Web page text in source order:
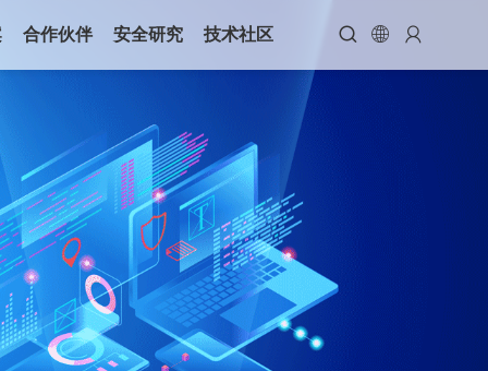
合作伙伴 安全研究 技术社区   